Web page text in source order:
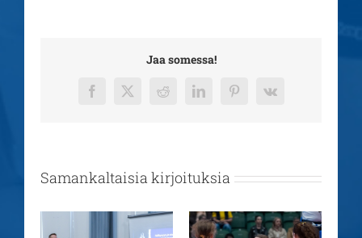
Jaa somessa!
Facebook
X RedditLinkedInPinterest
Vk
Samankaltaisia kirjoituksia